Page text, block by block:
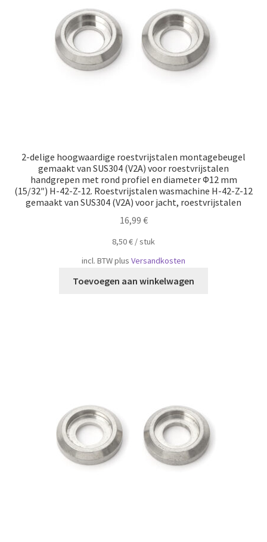
2-delige hoogwaardige roestvrijstalen montagebeugel
gemaakt van SUS304 (V2A) voor roestvrijstalen
handgrepen met rond profiel en diameter Φ12 mm
(15/32″) H-42-Z-12. Roestvrijstalen wasmachine H-42-Z-12
gemaakt van SUS304 (V2A) voor jacht, roestvrijstalen
16,99 €
8,50€ /​​stuk
incl. BTWplus Versandkosten
Toevoegen aan winkelwagen